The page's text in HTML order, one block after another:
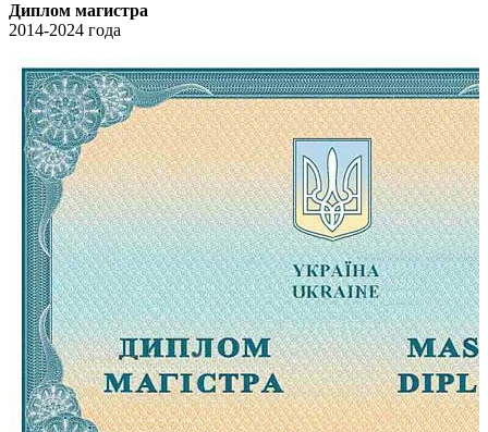
Диплом магистра
2014-2024 года